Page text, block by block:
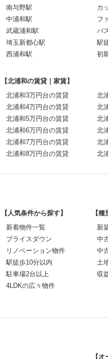
南与野駅
中浦和駅
武蔵浦和駅
埼玉新都心駅
西浦和駅
カ
フ
バ
駅
初
【北浦和の賃貸｜家賃】
北浦和3万円台の賃貸
北浦和4万円台の賃貸
北浦和5万円台の賃貸
北浦和6万円台の賃貸
北浦和7万円台の賃貸
北浦和8万円台の賃貸
北
北
北
北
北
北
【人気条件から探す】
新着物件一覧
プライスダウン
リノベーション物件
駅徒歩10分以内
駐車場2台以上
4LDKの広々物件
【
新
中
中
土
収
【